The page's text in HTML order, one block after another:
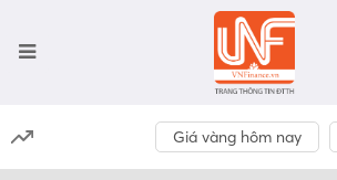
Giá vàng hôm nay